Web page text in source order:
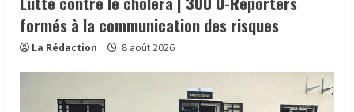
formés à la communication des risques
La Rédaction 8 août 2026